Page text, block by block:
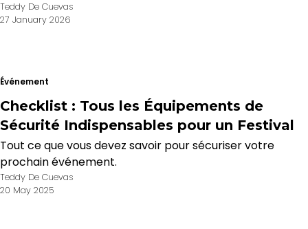
Teddy De Cuevas
27 January 2026
Événement
Checklist : Tous les Équipements de
Sécurité Indispensables pour un Festival
Tout ce que vous devez savoir pour sécuriser votre
prochain événement.
Teddy De Cuevas
20 May 2025